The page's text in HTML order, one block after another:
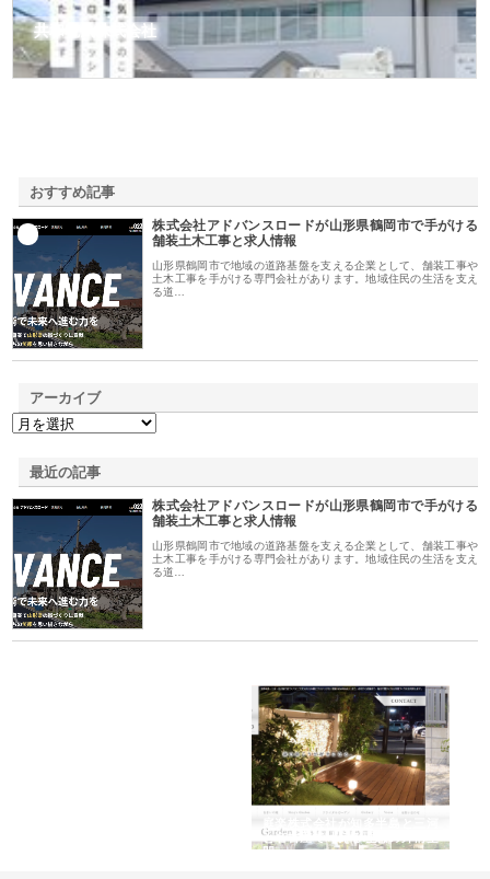
共和電気株式会社
おすすめ記事
株式会社アドバンスロードが山形県鶴岡市で手がける
舗装土木工事と求人情報
山形県鶴岡市で地域の道路基盤を支える企業として、舗装工事や
土木工事を手がける専門会社があります。地域住民の生活を支え
る道…
アーカイブ
最近の記事
株式会社アドバンスロードが山形県鶴岡市で手がける
舗装土木工事と求人情報
山形県鶴岡市で地域の道路基盤を支える企業として、舗装工事や
土木工事を手がける専門会社があります。地域住民の生活を支え
る道…
と名古屋で叶える理想の外構空
間